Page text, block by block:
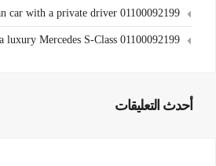
car with a private driver 01100092199
luxury Mercedes S-Class 01100092199
أحدث التعليقات